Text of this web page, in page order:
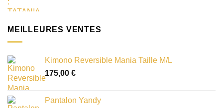
MEILLEURES VENTES
Kimono Reversible Mania Taille M/L
175,00 €
Pantalon Yandy